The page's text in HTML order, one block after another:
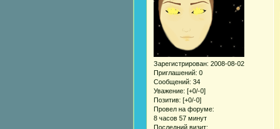
Зарегистрирован: 2008-08-02
Приглашений: 0
Сообщений: 34
Уважение: [+0/-0]
Позитив: [+0/-0]
Провел на форуме:
8 часов 57 минут
Последний визит: